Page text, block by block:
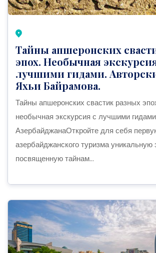
Тайны апшеронских
эпох. Необычная
лучшими гидами.
Яхьи Байрамова.
Тайны апшеронских свастик разных
необычная экскурсия с лучшими гидами
АзербайджанаОткройте для себя
азербайджанского туризма уникальную
посвященную тайнам...